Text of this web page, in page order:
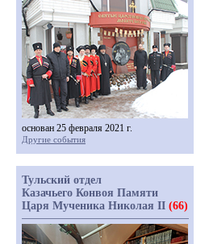
основан 25 февраля 2021 г.
Другие события
Тульский отдел
Казачьего Конвоя Памяти
Царя Мученика Николая II (66)